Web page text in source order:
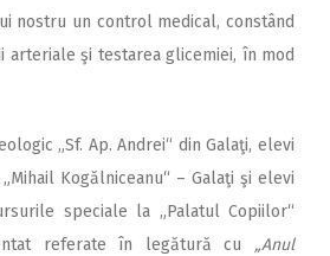
nostru un control medical, constând
arteriale şi testarea glicemiei, în mod
„Sf. Ap. Andrei“ din Galaţi, elevi
Kogălniceanu“ – Galaţi şi elevi
speciale la „Palatul Copiilor“
referate în legătură cu „Anul